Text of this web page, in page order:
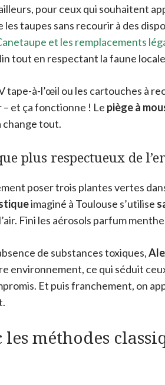
pour ceux qui souhaitent
taupes sans recourir à des
et les remplacements
tout en respectant la faune
tape-à-l’œil ou les cartouches à
et ça fonctionne ! Le piège à
change tout.
plus respectueux de
poser trois plantes vertes
imaginé à Toulouse s’utilise
Fini les aérosols parfum
de substances toxiques,
environnement, ce qui séduit
Et puis franchement, on
méthodes